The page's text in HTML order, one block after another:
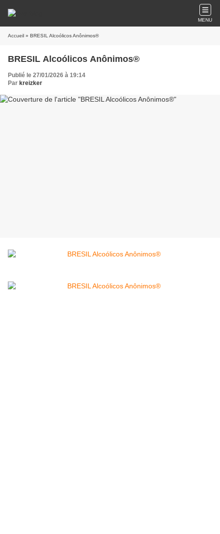
MENU
Accueil » BRESIL Alcoólicos Anônimos®
BRESIL Alcoólicos Anônimos®
Publié le 27/01/2026 à 19:14
Par kreizker